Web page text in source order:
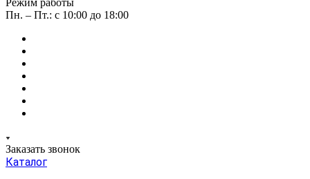
Режим работы
Пн. – Пт.: с 10:00 до 18:00
Заказать звонок
Каталог